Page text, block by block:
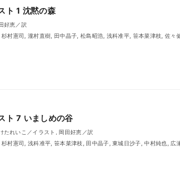
ト 1 沈黙の森
好恵／訳
デルトラ・クエスト 7 いましめの谷
たれいこ／イラスト, 岡田好恵／訳